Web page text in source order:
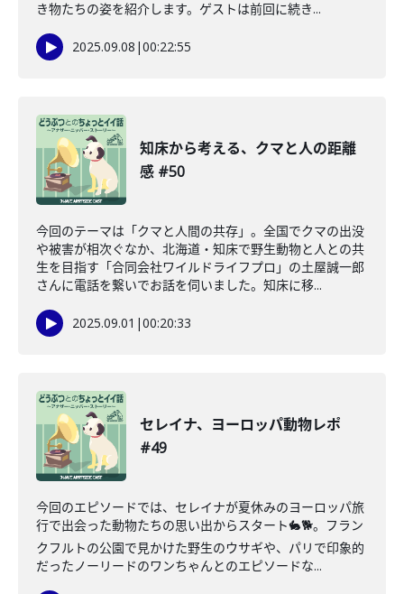
き物たちの姿を紹介します。ゲストは前回に続き...
2025.09.08 |00:22:55
知床から考える、クマと人の距離
感 #50
今回のテーマは「クマと人間の共存」。全国でクマの出没
や被害が相次ぐなか、北海道・知床で野生動物と人との共
生を目指す「合同会社ワイルドライフプロ」の土屋誠一郎
さんに電話を繋いでお話を伺いました。知床に移...
2025.09.01 |00:20:33
セレイナ、ヨーロッパ動物レポ
#49
今回のエピソードでは、セレイナが夏休みのヨーロッパ旅
行で出会った動物たちの思い出からスタート🐇🐕。フラン
クフルトの公園で見かけた野生のウサギや、パリで印象的
だったノーリードのワンちゃんとのエピソードな...